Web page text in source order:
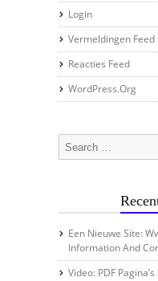
Login
Vermeldingen Feed
Reacties Feed
WordPress.org
Een Nieuwe Site:
Information And
Video: PDF